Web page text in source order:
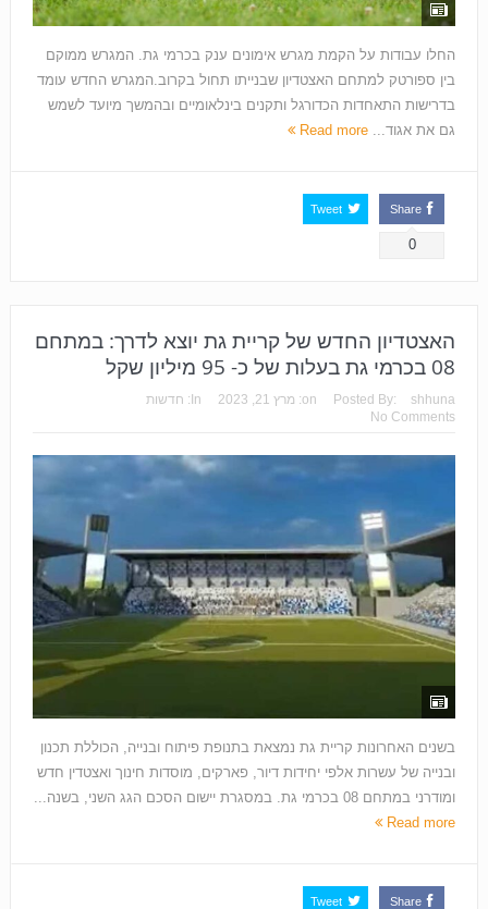
החלו עבודות על הקמת מגרש אימונים ענק בכרמי גת. המגרש ממוקם
בין ספורטק למתחם האצטדיון שבנייתו תחול בקרוב.המגרש החדש עומד
בדרישות התאחדות הכדורגל ותקנים בינלאומיים ובהמשך מיועד לשמש
גם את אגוד... Read more
Share
0
Tweet
האצטדיון החדש של קריית גת יוצא לדרך: במתחם
08 בכרמי גת בעלות של כ- 95 מיליון שקל
Posted By: shhuna
on: מרץ 21, 2023 In:
חדשות
No Comments
בשנים האחרונות קריית גת נמצאת בתנופת פיתוח ובנייה, הכוללת תכנון
ובנייה של עשרות אלפי יחידות דיור, פארקים, מוסדות חינוך ואצטדין חדש
ומודרני במתחם 08 בכרמי גת. במסגרת יישום הסכם הגג השני, בשנה...
Read more
Share
Tweet